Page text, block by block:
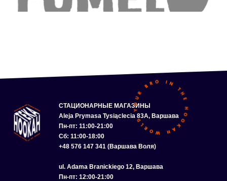
СТАЦИОНАРНЫЕ МАГАЗИНЫ
Aleja Prymasa Tysiąclecia 83A, Варшава
Пн-пт: 11:00-21:00
Сб: 11:00-18:00
+48 576 147 341 (Варшава Воля)
ul. Adama Branickiego 12, Варшава
Пн-пт: 12:00-21:00